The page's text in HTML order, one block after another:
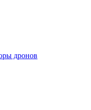
дронов